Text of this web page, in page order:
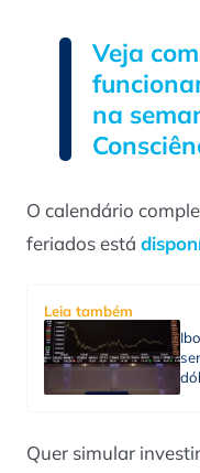
Veja
na
O calendário
feriados está
Leia também
Quer simular